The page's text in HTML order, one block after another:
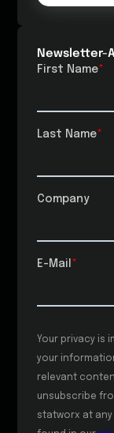
Newsletter-